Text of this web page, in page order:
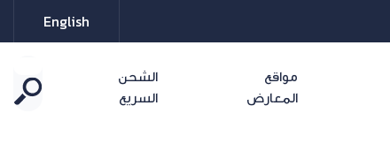
English
مواقع
المعارض
الشحن
السريع